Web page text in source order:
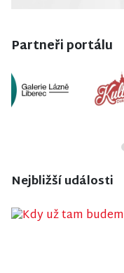
Partneři portálu
Nejbližší události